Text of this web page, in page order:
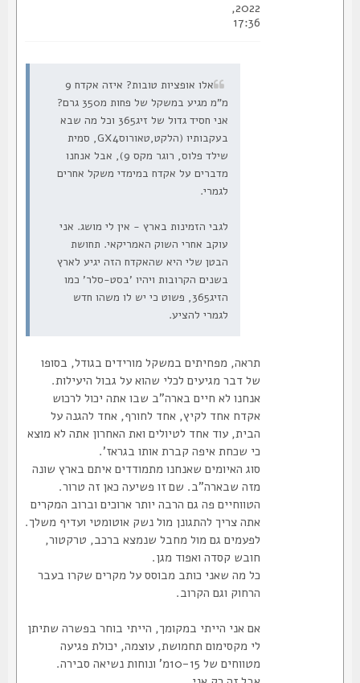
2022,
17:36
אלו אופציות טובות? איזה אקדח 9
מ"מ מגיע במשקל של פחות מ350 גרם?
אני חסיד גדול של זיג365 וכל מה שבא
בעקבותיו (הלקט,טאורוסGX4, סמית
שילד פלוס, רוגר מקס 9), אבל אנחנו
מדברים על אקדח במימדי משקל אחרים
לגמרי.
לגבי הזמינות בארץ - אין לי מושג. אני
עוקב אחרי השוק האמריקאי. תחושת
הבטן שלי היא שהאקדח הזה יגיע לארץ
בשנים הקרובות ויהיו 'בסט-סלר' כמו
הזיג365, פשוט כי יש לו משהו חדש
לגמרי להציע.
תראה, מפחיתים במשקל מורידים בגודל, בסופו
של דבר מגיעים לכלי שהוא על גבול היעילות.
אנחנו לא חיים בארה"ב שבו אתה יכול לרכוש
אקדח אחד לקיץ, אחד לחורף, אחד להגנה על
הבית, עוד אחד לטיולים ואת האחרון אתה לא מוצא
כי שכחת איפה קברת אותו בגראז'.
סוג האיומים שאנחנו מתמודדים איתם בארץ שונה
מזה שבארה"ב. שם זו פשיעה כאן זה טרור.
הטווחיים פה גם הרבה יותר ארוכים וברוב המקרים
אתה צריך להתגונן מול נשק אוטומטי ועדיף משלך.
לפעמים גם מול מחבל שנמצא ברכב, טרקטור,
חובש קסדה ואפוד מגן.
כל מה שאני כותב מבוסס על מקרים שקרו בעבר
הרחוק וגם הקרוב.
אם אני הייתי במקומך, הייתי בוחר בפשרה שתיתן
לי מקסימום תחמושת, עוצמה, יכולת פגיעה
מטווחים של 10-15מ' ונוחות נשיאה סבירה.